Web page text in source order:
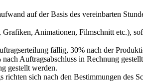
auf der Basis des vereinbarten
Animationen, Filmschnitt etc.),
fällig, 30% nach der
Auftragsabschluss in Rechnung
gestellt werden.
sich nach den Bestimmungen des